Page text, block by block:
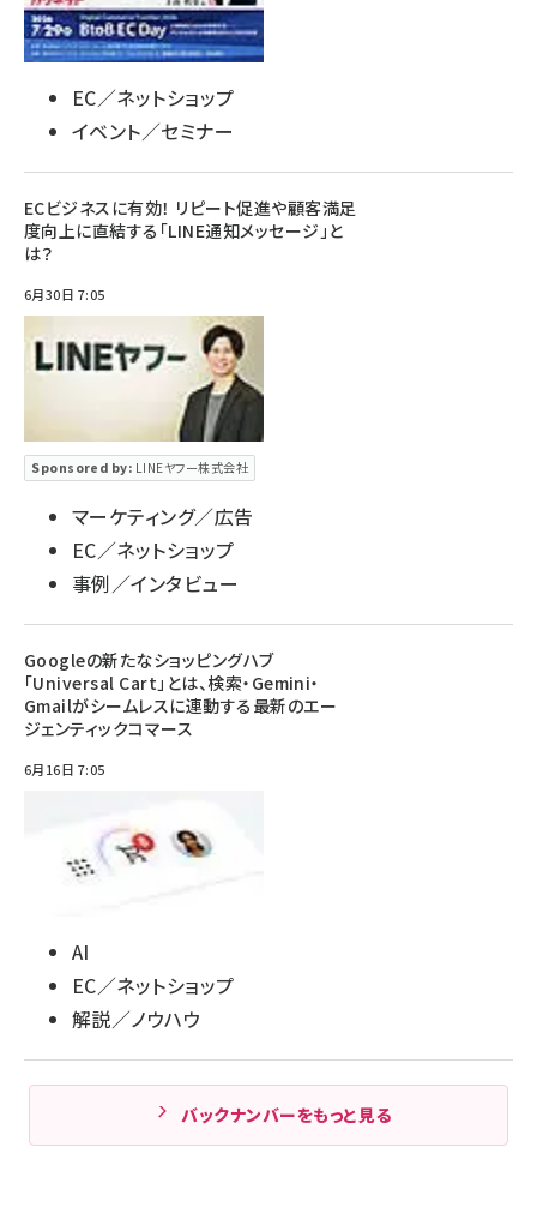
EC／ネットショップ
イベント／セミナー
ECビジネスに有効！ リピート促進や顧客満足
度向上に直結する「LINE通知メッセージ」と
は？
6月30日 7:05
Sponsored by: LINEヤフー株式会社
マーケティング／広告
EC／ネットショップ
事例／インタビュー
Googleの新たなショッピングハブ
「Universal Cart」とは、検索・Gemini・
Gmailがシームレスに連動する最新のエー
ジェンティックコマース
6月16日 7:05
AI
EC／ネットショップ
解説／ノウハウ
バックナンバーをもっと見る